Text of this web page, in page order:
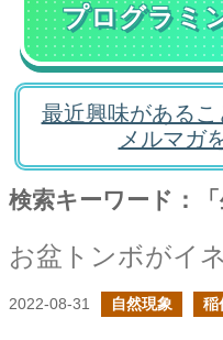
プログラミ
最近興味がある
メルマガ
検索キーワード：「
お盆トンボがイ
2022-08-31 自然現象 稲